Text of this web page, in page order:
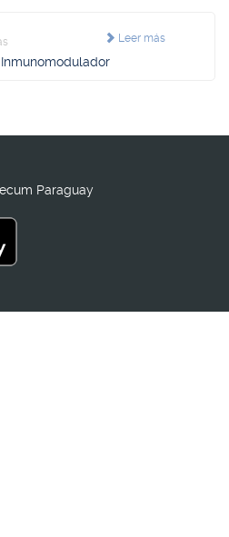
Leer más
Paraguay